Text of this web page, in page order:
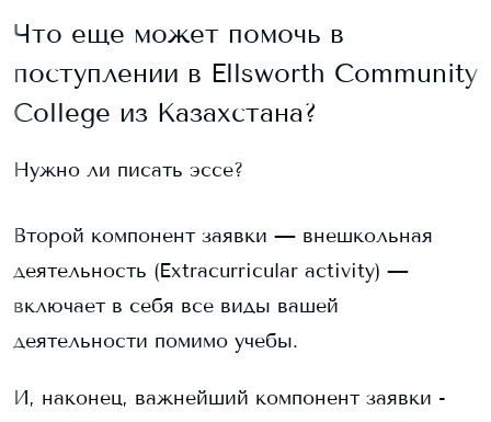
Что еще может помочь в
поступлении в Ellsworth Community
College из Казахстана?
Нужно ли писать эссе?
Второй компонент заявки — внешкольная
деятельность (Extracurricular activity) —
включает в себя все виды вашей
деятельности помимо учебы.
И, наконец, важнейший компонент заявки -